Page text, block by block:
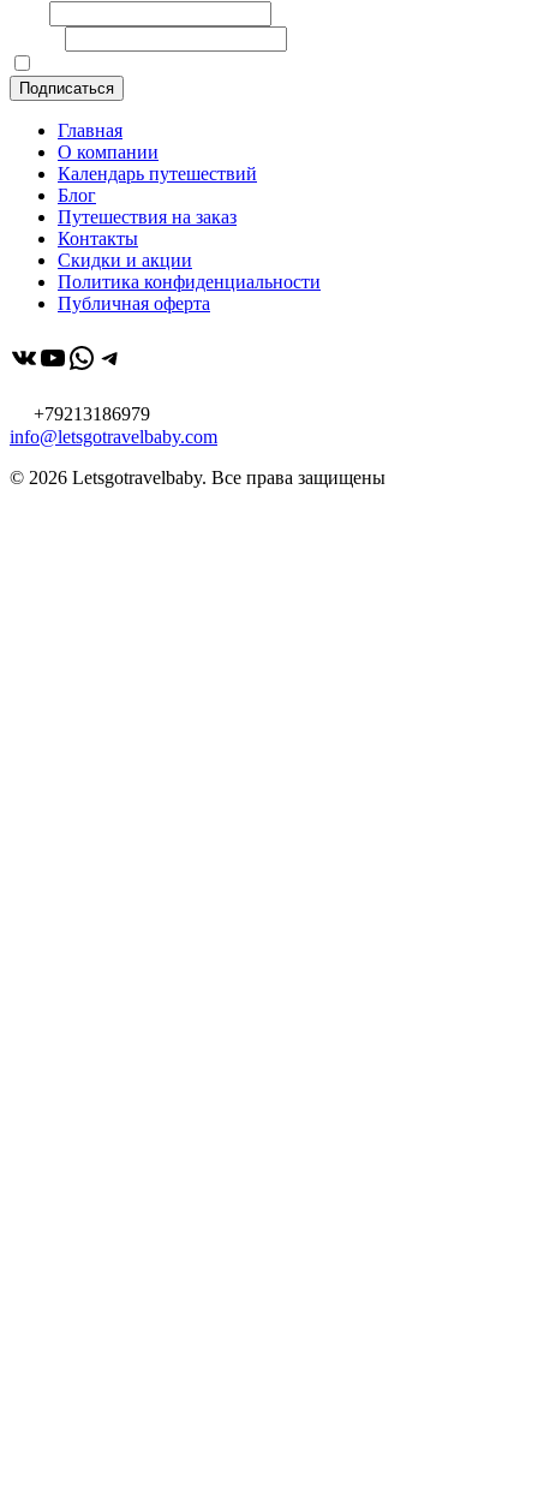
Главная
О компании
Календарь путешествий
Блог
Путешествия на заказ
Контакты
Скидки и акции
Политика конфиденциальности
Публичная оферта
ВКонтакте
YouTube
WhatsApp
Telegram
+79213186979
info@letsgotravelbaby.com
© 2026 Letsgotravelbaby. Все права защищены